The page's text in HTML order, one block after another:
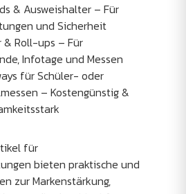
& Ausweishalter – Für
und Sicherheit
& Roll-ups – Für
Infotage und Messen
für Schüler- oder
– Kostengünstig &
für
bieten praktische und
zur Markenstärkung,